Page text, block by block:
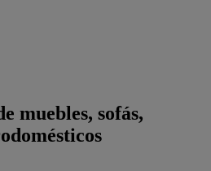
muebles, sofás,